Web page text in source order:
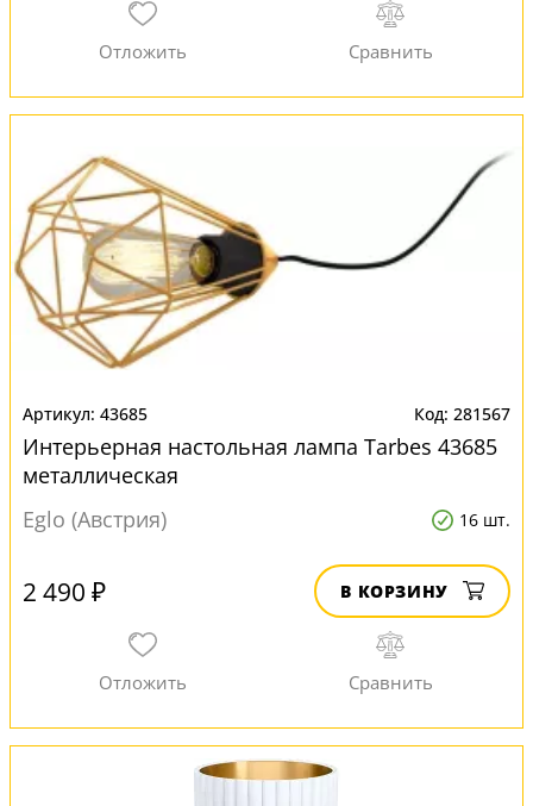
43685 281567
Интерьерная настольная лампа Tarbes 43685
металлическая
Eglo (Австрия)
16 шт.
2 490 ₽ В КОРЗИНУ